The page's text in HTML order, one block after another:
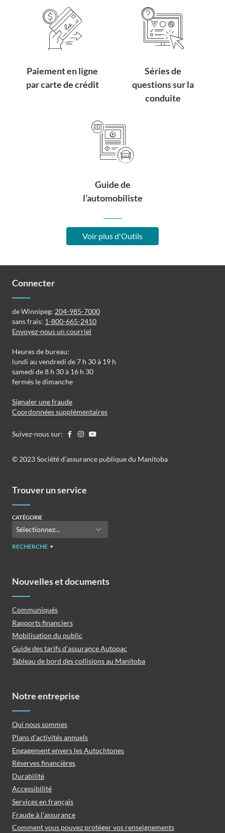
Paiement en ligne
par carte de crédit
Séries de
questions sur la
conduite
Guide de
l’automobiliste
Voir plus d'Outils
Connecter
de Winnipeg: 204-985-7000
sans frais: 1-800-665-2410
Envoyez-nous un courriel
Heures de bureau:
lundi au vendredi de 7 h 30 à 19 h
samedi de 8 h 30 à 16 h 30
fermés le dimanche
Signaler une fraude
Coordonnées supplémentaires
Suivez-nous sur:
©️️ 2023 Société d’assurance publique du Manitoba
Trouver un service
CATÉGORIE
RECHERCHE
Nouvelles et documents
Communiqués
Rapports financiers
Mobilisation du public
Guide des tarifs d’assurance Autopac
Tableau de bord des collisions au Manitoba
Notre entreprise
Qui nous sommes
Plans d’activités annuels
Engagement envers les Autochtones
Réserves financières
Durabilité
Accessibilité
Services en français
Fraude à l’assurance
Comment vous pouvez protéger vos renseignements